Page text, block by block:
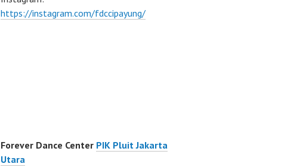
https://instagram.com/fdccipayung/
Forever Dance Center PIK Pluit Jakarta
Utara